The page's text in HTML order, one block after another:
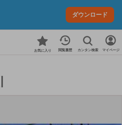
ダウンロード
お気に入り 閲覧履歴 カンタン検索 マイページ